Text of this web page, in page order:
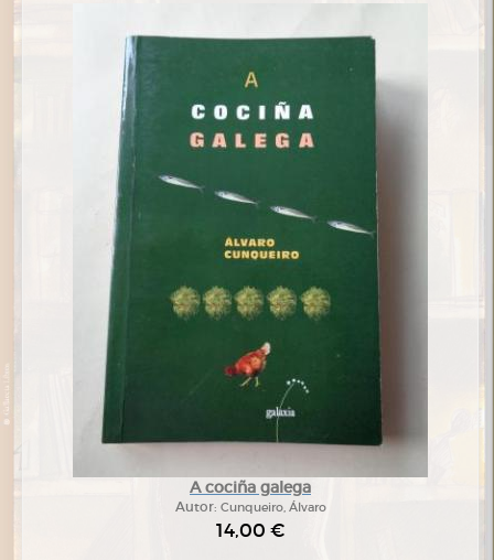
A cociña galega
Autor: Cunqueiro, Álvaro
14,00 €